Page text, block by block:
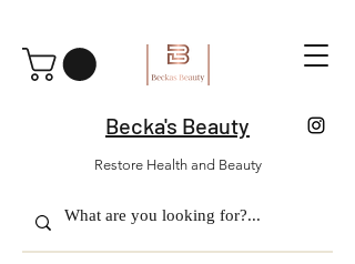
Becka's Beauty
Restore Health and Beauty